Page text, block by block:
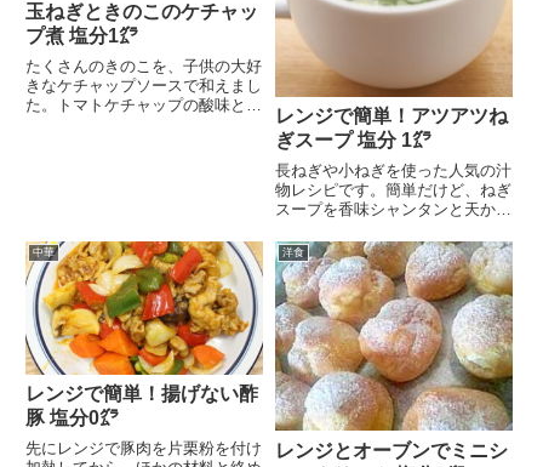
玉ねぎときのこのケチャッ
プ煮 塩分1㌘
たくさんのきのこを、子供の大好
きなケチャップソースで和えまし
た。トマトケチャップの酸味とバ
レンジで簡単！アツアツね
ぎスープ 塩分 1㌘
長ねぎや小ねぎを使った人気の汁
物レシピです。簡単だけど、ねぎ
スープを香味シャンタンと天かす
中華
レンジで簡単！揚げない酢
豚 塩分0㌘
先にレンジで豚肉を片栗粉を付け
洋食
レンジとオーブンでミニシ